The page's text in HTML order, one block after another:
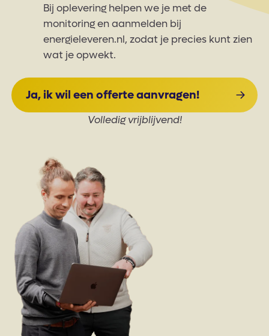
Bij oplevering helpen we je met de
monitoring en aanmelden bij
energieleveren.nl, zodat je precies kunt zien
wat je opwekt.
Ja, ik wil een offerte aanvragen!
Volledig vrijblijvend!